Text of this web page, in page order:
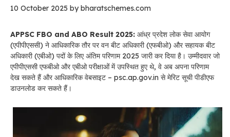
10 October 2025 by bharatschemes.com
APPSC FBO and ABO Result 2025: आंध्र प्रदेश लोक सेवा आयोग
(एपीपीएससी) ने आधिकारिक तौर पर वन बीट अधिकारी (एफबीओ) और सहायक बीट
अधिकारी (एबीओ) पदों के लिए अंतिम परिणाम 2025 जारी कर दिया है। उम्मीदवार जो
एपीपीएससी एफबीओ और एबीओ परीक्षाओं में उपस्थित हुए थे, वे अब अपना परिणाम
देख सकते हैं और आधिकारिक वेबसाइट – psc.ap.gov.in से मेरिट सूची पीडीएफ
डाउनलोड कर सकते हैं।